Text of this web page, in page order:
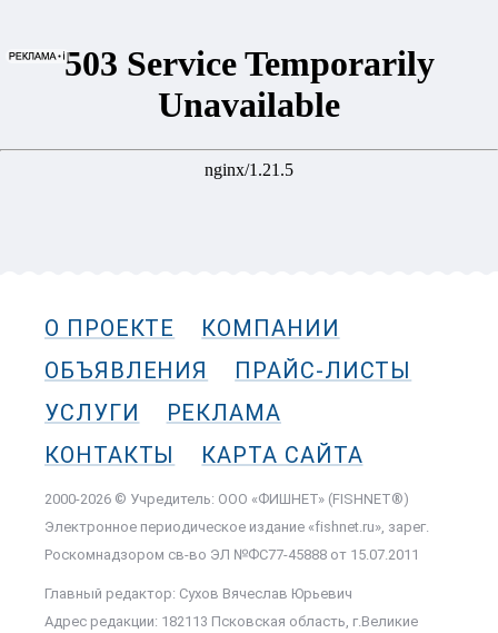
О ПРОЕКТЕ
КОМПАНИИ
ОБЪЯВЛЕНИЯ
ПРАЙС-ЛИСТЫ
УСЛУГИ
РЕКЛАМА
КОНТАКТЫ
КАРТА САЙТА
2000-2026 © Учредитель: ООО «ФИШНЕТ» (FISHNET®)
Электронное периодическое издание «fishnet.ru», зарег.
Роскомнадзором cв-во ЭЛ №ФС77-45888 от 15.07.2011
Главный редактор: Сухов Вячеслав Юрьевич
Адрес редакции: 182113 Псковская область, г.Великие